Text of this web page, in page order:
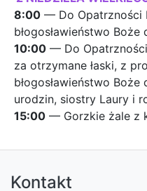
8:00 — Do Opatrzności
błogosławieństwo Boże
10:00 — Do
za otrzymane łaski, z
błogosławieństwo
urodzin, siostry Laury i
15:00 — Gorzkie żale z
Kontakt